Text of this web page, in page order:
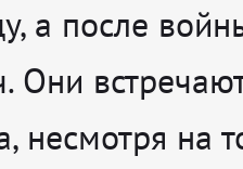
а после
несмотря на